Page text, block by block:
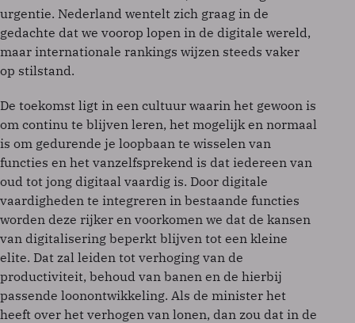
urgentie. Nederland wentelt zich graag in de
gedachte dat we voorop lopen in de digitale wereld,
maar internationale rankings wijzen steeds vaker
op stilstand.
De toekomst ligt in een cultuur waarin het gewoon is
om continu te blijven leren, het mogelijk en normaal
is om gedurende je loopbaan te wisselen van
functies en het vanzelfsprekend is dat iedereen van
oud tot jong digitaal vaardig is. Door digitale
vaardigheden te integreren in bestaande functies
worden deze rijker en voorkomen we dat de kansen
van digitalisering beperkt blijven tot een kleine
elite. Dat zal leiden tot verhoging van de
productiviteit, behoud van banen en de hierbij
passende loonontwikkeling. Als de minister het
heeft over het verhogen van lonen, dan zou dat in de